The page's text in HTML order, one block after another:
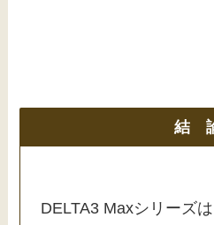
結
DELTA3 Maxシリーズ